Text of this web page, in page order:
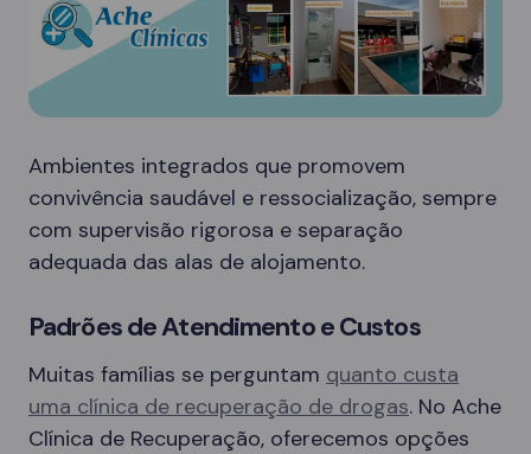
Ambientes integrados que promovem
convivência saudável e ressocialização, sempre
com supervisão rigorosa e separação
adequada das alas de alojamento.
Padrões de Atendimento e Custos
Muitas famílias se perguntam quanto custa
uma clínica de recuperação de drogas. No Ache
Clínica de Recuperação, oferecemos opções